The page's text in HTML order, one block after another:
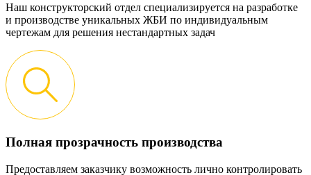
Наш конструкторский отдел специализируется на разработке
и производстве уникальных ЖБИ по индивидуальным
чертежам для решения нестандартных задач
Полная прозрачность производства
Предоставляем заказчику возможность лично контролировать